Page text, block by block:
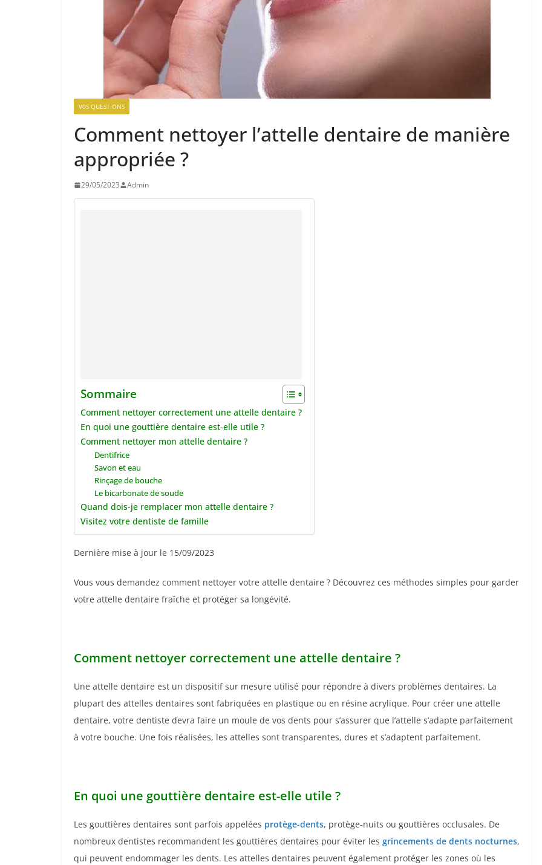
V0S QUESTIONS
Comment nettoyer l’attelle dentaire de manière
appropriée ?
29/05/2023 Admin
Sommaire
Comment nettoyer correctement une attelle dentaire ?
En quoi une gouttière dentaire est-elle utile ?
Comment nettoyer mon attelle dentaire ?
Dentifrice
Savon et eau
Rinçage de bouche
Le bicarbonate de soude
Quand dois-je remplacer mon attelle dentaire ?
Visitez votre dentiste de famille
Dernière mise à jour le 15/09/2023
Vous vous demandez comment nettoyer votre attelle dentaire ? Découvrez ces méthodes simples pour garder
votre attelle dentaire fraîche et protéger sa longévité.
Comment nettoyer correctement une attelle dentaire ?
Une attelle dentaire est un dispositif sur mesure utilisé pour répondre à divers problèmes dentaires. La
plupart des attelles dentaires sont fabriquées en plastique ou en résine acrylique. Pour créer une attelle
dentaire, votre dentiste devra faire un moule de vos dents pour s’assurer que l’attelle s’adapte parfaitement
à votre bouche. Une fois réalisées, les attelles sont transparentes, dures et s’adaptent parfaitement.
En quoi une gouttière dentaire est-elle utile ?
Les gouttières dentaires sont parfois appelées protège-dents, protège-nuits ou gouttières occlusales. De
nombreux dentistes recommandent les gouttières dentaires pour éviter les grincements de dents nocturnes,
qui peuvent endommager les dents. Les attelles dentaires peuvent également protéger les zones où les